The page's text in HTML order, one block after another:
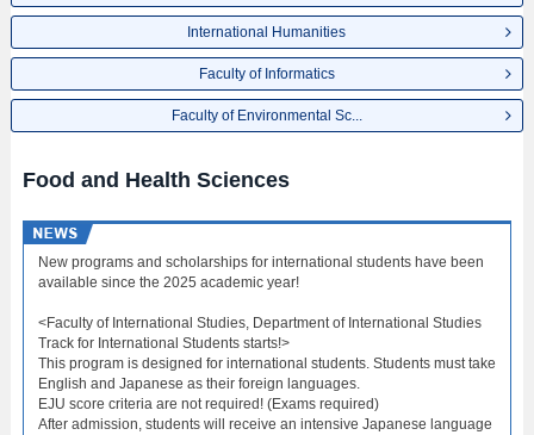
International Humanities
Faculty of Informatics
Faculty of Environmental Sc...
Food and Health Sciences
New programs and scholarships for international students have been
available since the 2025 academic year!
<Faculty of International Studies, Department of International Studies
Track for International Students starts!>
This program is designed for international students. Students must take
English and Japanese as their foreign languages.
EJU score criteria are not required! (Exams required)
After admission, students will receive an intensive Japanese language